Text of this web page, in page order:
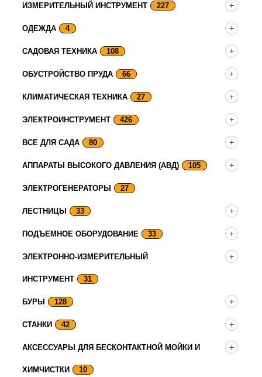
ИЗМЕРИТЕЛЬНЫЙ ИНСТРУМЕНТ 227
ОДЕЖДА 4
САДОВАЯ ТЕХНИКА 108
ОБУСТРОЙСТВО ПРУДА 66
КЛИМАТИЧЕСКАЯ ТЕХНИКА 27
ЭЛЕКТРОИНСТРУМЕНТ 426
ВСЕ ДЛЯ САДА 80
АППАРАТЫ ВЫСОКОГО ДАВЛЕНИЯ (АВД) 105
ЭЛЕКТРОГЕНЕРАТОРЫ 27
ЛЕСТНИЦЫ 33
ПОДЪЕМНОЕ ОБОРУДОВАНИЕ 33
ЭЛЕКТРОННО-ИЗМЕРИТЕЛЬНЫЙ
ИНСТРУМЕНТ 31
БУРЫ 128
СТАНКИ 42
АКСЕССУАРЫ ДЛЯ БЕСКОНТАКТНОЙ МОЙКИ И
ХИМЧИСТКИ 10